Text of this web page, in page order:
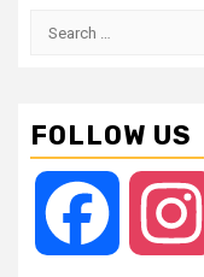
Search
FOLLOW US
Facebook